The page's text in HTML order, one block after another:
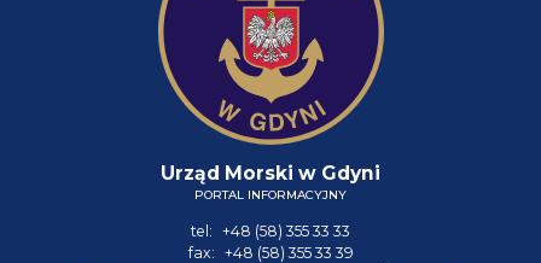
Urząd Morski w Gdyni
PORTAL INFORMACYJNY
tel: +48 (58) 355 33 33
fax: +48 (58) 355 33 39